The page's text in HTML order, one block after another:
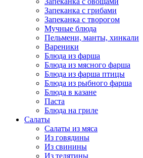
Запеканка с грибами
Запеканка с творогом
Мучные блюда
Пельмени, манты, хинкали
Вареники
Блюда из фарша
Блюда из мясного фарша
Блюда из фарша птицы
Блюда из рыбного фарша
Блюда в казане
Паста
Блюда на гриле
Салаты
Салаты из мяса
Из говядины
Из свинины
Из телятины